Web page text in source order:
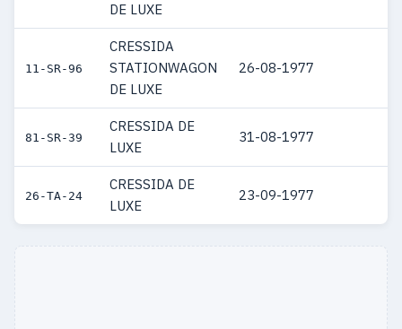
DE LUXE
11-SR-96
CRESSIDA
STATIONWAGON
DE LUXE
26-08-1977
81-SR-39
CRESSIDA DE
LUXE
31-08-1977
26-TA-24
CRESSIDA DE
LUXE
23-09-1977